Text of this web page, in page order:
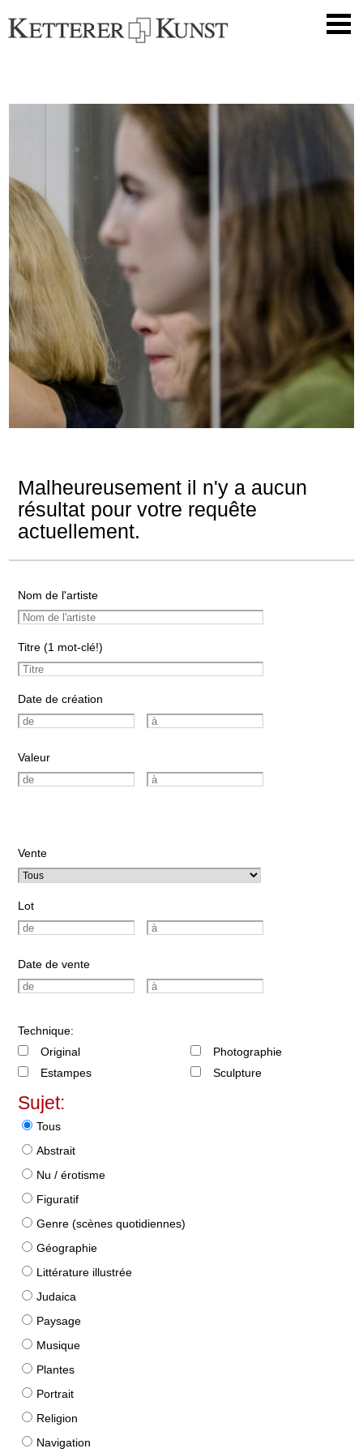
Malheureusement il n'y a aucun
résultat pour votre requête
actuellement.
Nom de l'artiste
Titre (1 mot-clé!)
Date de création
Valeur
Vente
Lot
Date de vente
Technique:
Original
Estampes
Photographie
Sculpture
Sujet:
Tous
Abstrait
Nu / érotisme
Figuratif
Genre (scènes quotidiennes)
Géographie
Littérature illustrée
Judaica
Paysage
Musique
Plantes
Portrait
Religion
Navigation